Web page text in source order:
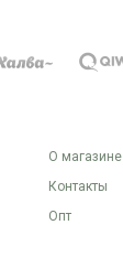
О магазине
Контакты
Опт